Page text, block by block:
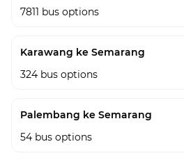
7811 bus options
Karawang ke Semarang
324 bus options
Palembang ke Semarang
54 bus options